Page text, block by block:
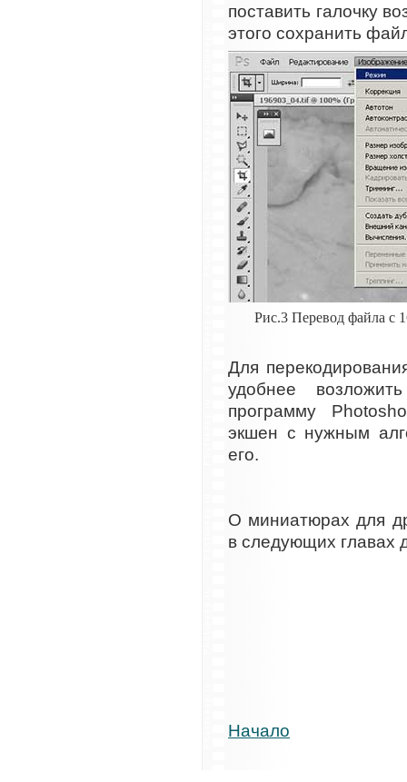
поставить галочку
этого сохранить
Рис.3 Перевод файла с
Для
удобнее
программу
экшен с нужным
его.
О миниатюрах для
в следующих главах
Начало